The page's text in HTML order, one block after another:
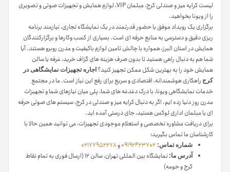
لیست کرایه میز و صندلی کرج، مبلمان VIP، لوازم همایش و تجهیزات صوتی و تصویری
را از ویونا بخواهید.
برگزاری یک رویداد موفق یا حضور قدرتمند در یک نمایشگاه تجاری، نیازمند برنامه
ریزی دقیق و دسترسی به منابع حرفه ای است. بسیاری از کسب وکارها و برگزارکنندگان
همایش در استان البرز، همواره با چالش تامین لوازم باکیفیت و مدرن روبرو هستند. آیا
شما هم به دنبال راهی هستید تا بدون صرف هزینه های گزاف خرید، غرفه یا سالن
همایش خود را به بهترین شکل ممکن تجهیز کنید؟ اجاره تجهیزات نمایشگاهی در
کرج راهکاری هوشمندانه، اقتصادی و سریع برای رفع این نیاز است. ما در مجتمع
خدمات نمایشگاهی ویونا، با درک دغدغه های شما، پلی میان نیازهای شما و تجهیزات
مدرن روز دنیا زده ایم. اگر به دنبال کرایه میز و صندلی در کرج، سیستم های صوتی حرفه
ای یا مبلمان اداری لوکس هستید، جای درستی آمده اید.
برای دریافت مشاوره تخصصی و استعلام موجودی تجهیزات، می توانید همین حالا با
کارشناسان ما تماس بگیرید:
شماره تماس: 09192423702و02177952278
آدرس ما:
نمایشگاه بین المللی تهران، سالن ۱۲ (ارسال فوری به تمام نقاط
کرج و حومه)